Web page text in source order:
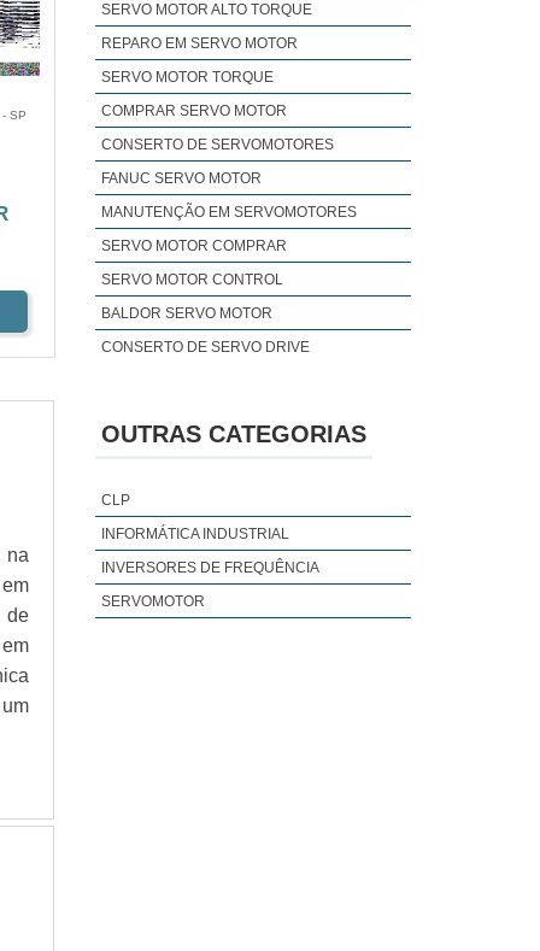
SP
na
de
SERVO MOTOR ALTO TORQUE
REPARO EM SERVO MOTOR
SERVO MOTOR TORQUE
COMPRAR SERVO MOTOR
CONSERTO DE SERVOMOTORES
FANUC SERVO MOTOR
MANUTENÇÃO EM SERVOMOTORES
SERVO MOTOR COMPRAR
SERVO MOTOR CONTROL
BALDOR SERVO MOTOR
CONSERTO DE SERVO DRIVE
SERVO MOTOR ABB
SERVO MOTOR FAGOR
SERVO MOTOR LENZE
SERVO MOTOR PARKER
OUTRAS CATEGORIAS
CLP
INFORMÁTICA INDUSTRIAL
INVERSORES DE FREQUÊNCIA
SERVOMOTOR